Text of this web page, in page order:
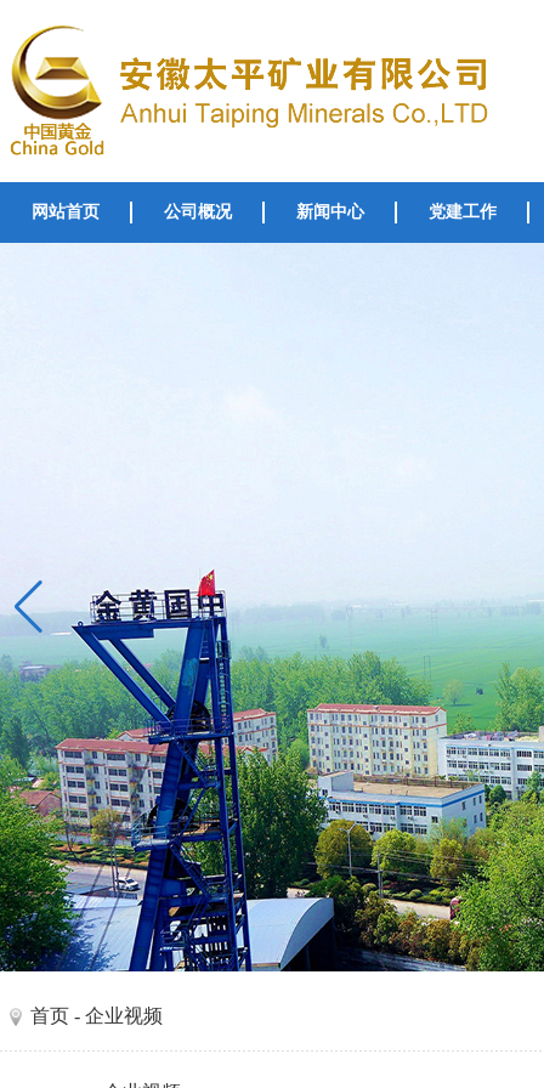
网站首页 公司概况 新闻中心 党建工作
首页 - 企业视频